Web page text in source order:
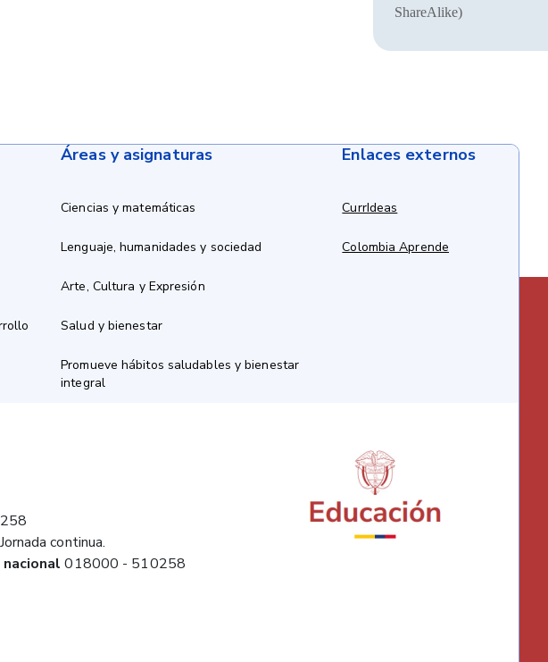
ShareAlike)
Áreas y asignaturas
Ciencias y matemáticas
Lenguaje, humanidades y sociedad
Arte, Cultura y Expresión
Salud y bienestar
Promueve hábitos saludables y bienestar
integral
Enlaces externos
CurrIdeas
Colombia Aprende
continua.
018000 - 510258